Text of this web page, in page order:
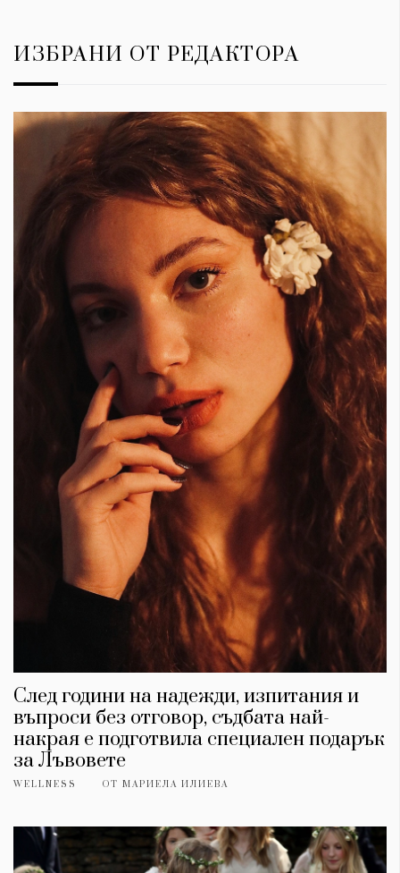
ИЗБРАНИ ОТ РЕДАКТОРА
След години на надежди, изпитания и
въпроси без отговор, съдбата най-
накрая е подготвила специален подарък
за Лъвовете
WELLNESS ОТ МАРИЕЛА ИЛИЕВА